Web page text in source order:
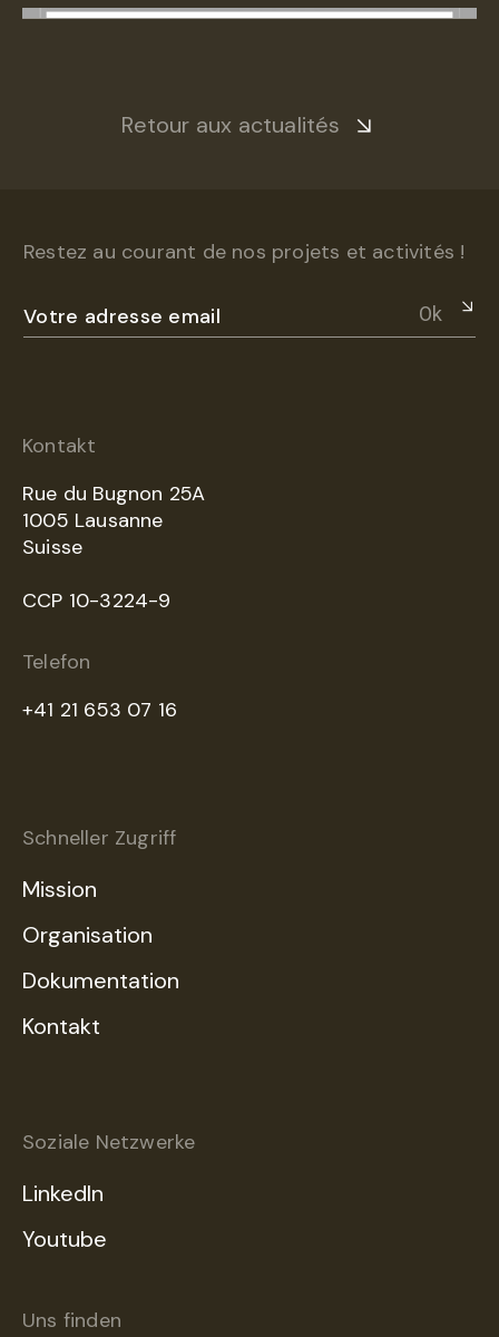
Retour aux actualités
Restez au courant de nos projets et activités !
Ok
Kontakt
Rue du Bugnon 25A
1005 Lausanne
Suisse
CCP 10-3224-9
Telefon
+41 21 653 07 16
Schneller Zugriff
Mission
Organisation
Dokumentation
Kontakt
Soziale Netzwerke
LinkedIn
Youtube
Uns finden